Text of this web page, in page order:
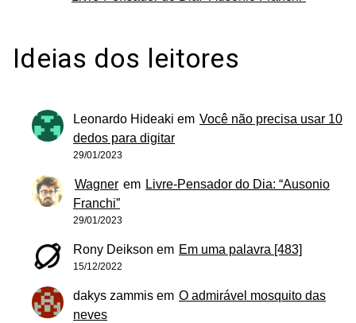
Ideias dos leitores
Leonardo Hideaki em Você não precisa usar 10
dedos para digitar
29/01/2023
Wagner em Livre-Pensador do Dia: “Ausonio
Franchi”
29/01/2023
Rony Deikson em Em uma palavra [483]
15/12/2022
dakys zammis em O admirável mosquito das
neves